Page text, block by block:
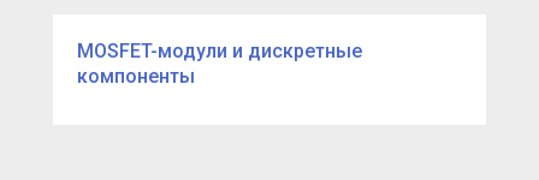
MOSFET-модули и дискретные
компоненты